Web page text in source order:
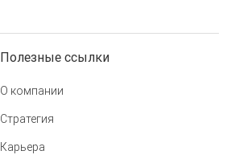
Полезные ссылки
О компании
Стратегия
Карьера